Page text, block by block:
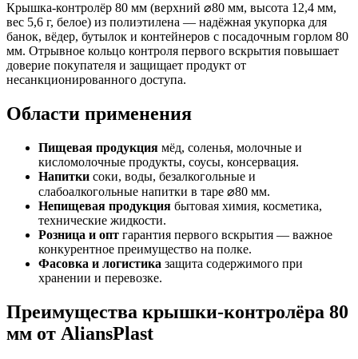
Крышка-контролёр 80 мм (верхний ⌀80 мм, высота 12,4 мм,
вес 5,6 г, белое) из полиэтилена — надёжная укупорка для
банок, вёдер, бутылок и контейнеров с посадочным горлом 80
мм. Отрывное кольцо контроля первого вскрытия повышает
доверие покупателя и защищает продукт от
несанкционированного доступа.
Области применения
Пищевая продукция мёд, соленья, молочные и
кисломолочные продукты, соусы, консервация.
Напитки соки, воды, безалкогольные и
слабоалкогольные напитки в таре ⌀80 мм.
Непищевая продукция бытовая химия, косметика,
технические жидкости.
Розница и опт гарантия первого вскрытия — важное
конкурентное преимущество на полке.
Фасовка и логистика защита содержимого при
хранении и перевозке.
Преимущества крышки-контролёра 80
мм от AliansPlast